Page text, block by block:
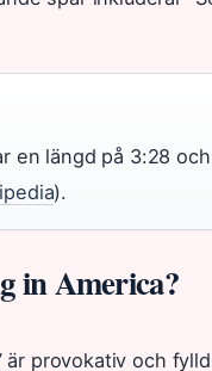
en längd på 3:28
).
in America?
är provokativ och